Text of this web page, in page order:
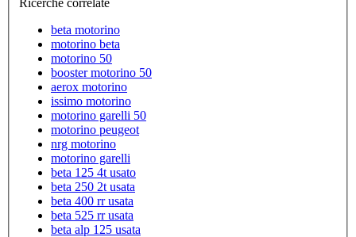
beta motorino
motorino beta
motorino 50
booster motorino 50
aerox motorino
issimo motorino
motorino garelli 50
motorino peugeot
nrg motorino
motorino garelli
beta 125 4t usato
beta 250 2t usata
beta 400 rr usata
beta 525 rr usata
beta alp 125 usata